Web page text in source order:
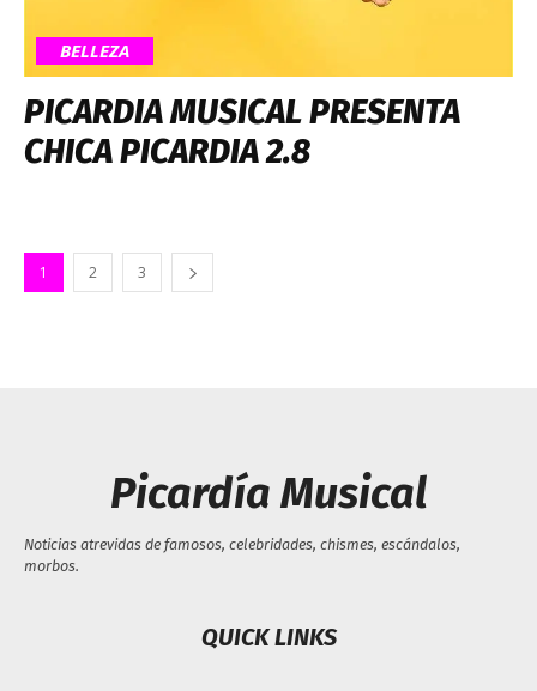
BELLEZA
PICARDIA MUSICAL PRESENTA
CHICA PICARDIA 2.8
1 2 3
Picardía Musical
Noticias atrevidas de famosos, celebridades, chismes, escándalos,
morbos.
QUICK LINKS